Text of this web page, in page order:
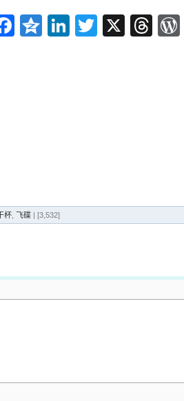
Facebook
Qzone
LinkedIn
Twitter
X
杯 飞碟 | [3,532]